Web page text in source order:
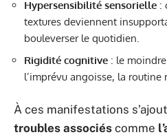
Hypersensibilité sensorielle :
textures deviennent
bouleverser le quotidien.
Rigidité cognitive : le
l’imprévu angoisse, la routine
À ces manifestations
troubles associés comme